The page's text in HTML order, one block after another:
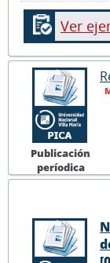
Ver
Publicación
períodica